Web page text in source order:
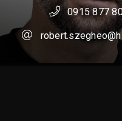
0915 877